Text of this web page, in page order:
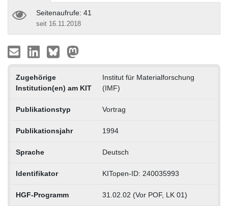
Seitenaufrufe: 41
seit 16.11.2018
Zugehörige
Institution(en) am KIT
Institut für Materialforschung
(IMF)
Publikationstyp Vortrag
Publikationsjahr 1994
Sprache Deutsch
Identifikator KITopen-ID: 240035993
HGF-Programm 31.02.02 (Vor POF, LK 01)